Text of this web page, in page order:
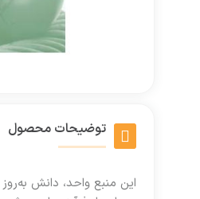
توضیحات محصول
این منبع واحد، دانش